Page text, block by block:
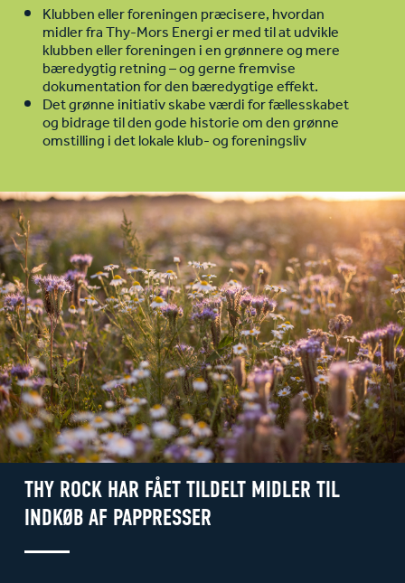
Klubben eller foreningen præcisere, hvordan
midler fra Thy-Mors Energi er med til at udvikle
klubben eller foreningen i en grønnere og mere
bæredygtig retning – og gerne fremvise
dokumentation for den bæredygtige effekt.
Det grønne initiativ skabe værdi for fællesskabet
og bidrage til den gode historie om den grønne
omstilling i det lokale klub- og foreningsliv
THY ROCK HAR FÅET TILDELT MIDLER TIL
INDKØB AF PAPPRESSER